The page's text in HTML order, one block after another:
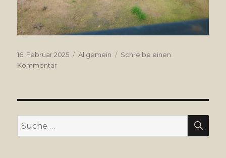
Veröffentlicht
am
16. Februar 2025 Kategorien
Allgemein
Schreibe einen
Kommentar
mitte
Suche
nach: